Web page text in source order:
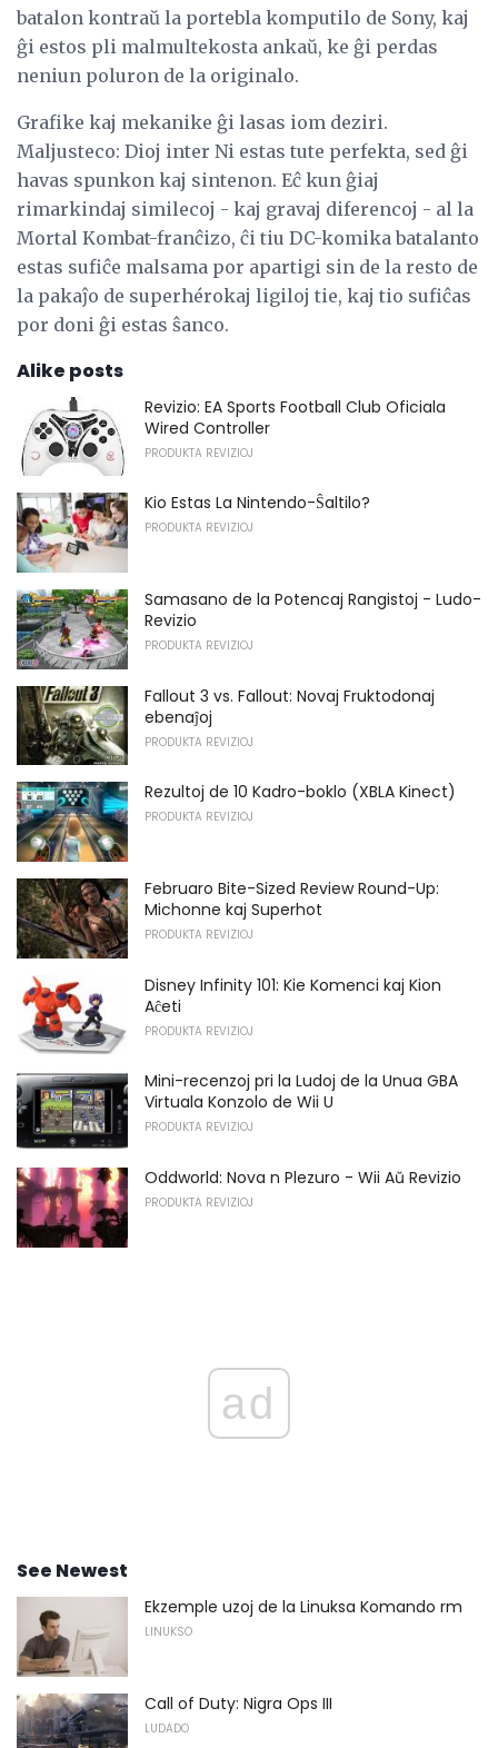
batalon kontraŭ la portebla komputilo de Sony, kaj
ĝi estos pli malmultekosta ankaŭ, ke ĝi perdas
neniun poluron de la originalo.
Grafike kaj mekanike ĝi lasas iom deziri.
Maljusteco: Dioj inter Ni estas tute perfekta, sed ĝi
havas spunkon kaj sintenon. Eĉ kun ĝiaj
rimarkindaj similecoj - kaj gravaj diferencoj - al la
Mortal Kombat-franĉizo, ĉi tiu DC-komika batalanto
estas sufiĉe malsama por apartigi sin de la resto de
la pakaĵo de superhérokaj ligiloj tie, kaj tio sufiĉas
por doni ĝi estas ŝanco.
Alike posts
Revizio: EA Sports Football Club Oficiala
Wired Controller
PRODUKTA REVIZIOJ
Kio Estas La Nintendo-Ŝaltilo?
PRODUKTA REVIZIOJ
Samasano de la Potencaj Rangistoj - Ludo-
Revizio
PRODUKTA REVIZIOJ
Fallout 3 vs. Fallout: Novaj Fruktodonaj
ebenaĵoj
PRODUKTA REVIZIOJ
Rezultoj de 10 Kadro-boklo (XBLA Kinect)
PRODUKTA REVIZIOJ
Februaro Bite-Sized Review Round-Up:
Michonne kaj Superhot
PRODUKTA REVIZIOJ
Disney Infinity 101: Kie Komenci kaj Kion
Aĉeti
PRODUKTA REVIZIOJ
Mini-recenzoj pri la Ludoj de la Unua GBA
Virtuala Konzolo de Wii U
PRODUKTA REVIZIOJ
Oddworld: Nova n Plezuro - Wii Aŭ Revizio
PRODUKTA REVIZIOJ
ad
See Newest
Ekzemple uzoj de la Linuksa Komando rm
LINUKSO
Call of Duty: Nigra Ops III
LUDADO